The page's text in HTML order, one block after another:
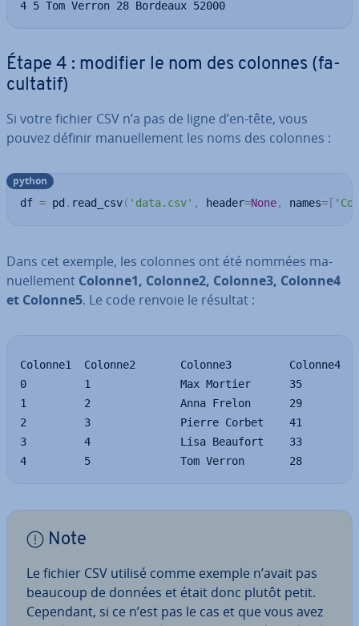
4 5 Tom Verron 28 Bordeaux 52000
Étape 4 : modifier le nom des colonnes (fa­
cul­ta­tif)
Si votre fichier CSV n’a pas de ligne d’en-tête, vous
pouvez définir ma­nuel­le­ment les noms des colonnes :
df = pd . read_csv( 'data.csv' , header=None, names= [
python
Dans cet exemple, les colonnes ont été nommées ma­
nuel­le­ment Colonne1, Colonne2, Colonne3, Colonne4
et Colonne5. Le code renvoie le résultat :
Colonne1  Colonne2       Colonne3         Colonne4
0         1              Max Mortier      35
1         2              Anna Frelon      29
2         3              Pierre Corbet    41
3         4              Lisa Beaufort    33
4         5              Tom Verron       28
Note
Le fichier CSV utilisé comme exemple n’avait pas
beaucoup de données et était donc plutôt petit.
Cependant, si ce n’est pas le cas et que vous avez